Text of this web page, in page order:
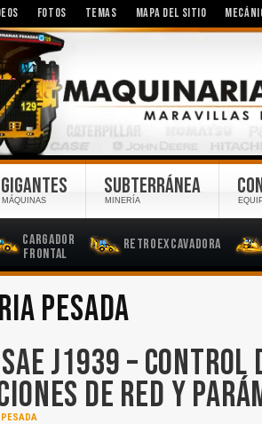
FOTOS TEMAS MAPA DEL SITIO
Cargador
Frontal
Retroexcavadora
GIGANTES
MÁQUINAS
SUBTERRÁNEA
MINERÍA
PESADA
J1939 – CONTROL
DE RED Y